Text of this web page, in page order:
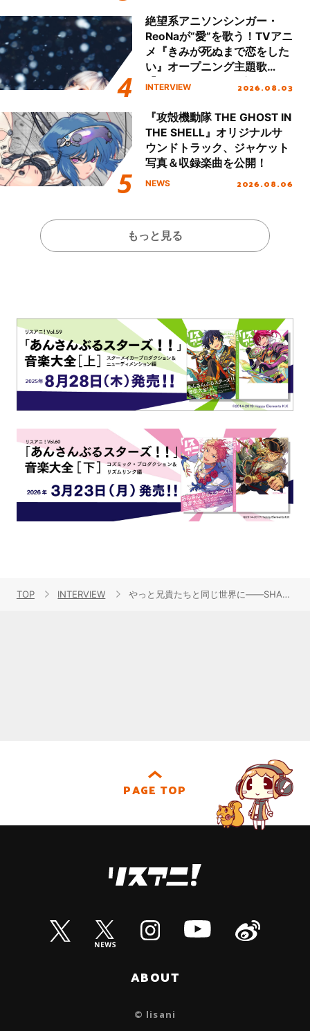
ート!!
絶望系アニソンシンガー・
ReoNaが“愛”を歌う！TVアニ
メ『きみが死ぬまで恋をした
い』オープニング主題歌
「Amore」インタビュー
INTERVIEW 2026.08.03
『攻殻機動隊 THE GHOST IN
THE SHELL』オリジナルサ
ウンドトラック、ジャケット
写真＆収録楽曲を公開！
NEWS 2026.08.06
もっと見る
TOP INTERVIEW やっと兄貴たちと同じ世界に――SHARE LOCK HOMES、TVアニメ『ニンジャラ』EDテーマで念願のアニメ主題歌を担当！楽曲のこだわり、アニソンデビューの心境に迫る
PAGE TOP
ABOUT
© lisani